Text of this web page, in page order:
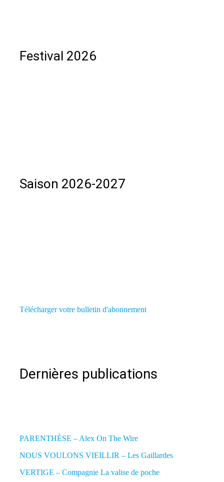
Festival 2026
Saison 2026-2027
Télécharger votre bulletin d'abonnement
Dernières publications
PARENTHÈSE – Alex On The Wire
NOUS VOULONS VIEILLIR – Les Gaillardes
VERTIGE – Compagnie La valise de poche